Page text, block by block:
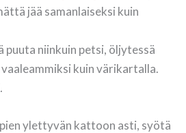
jää samanlaiseksi kuin
niinkuin petsi, öljytessä
kuin värikartalla.
ylettyvän kattoon asti, syötä